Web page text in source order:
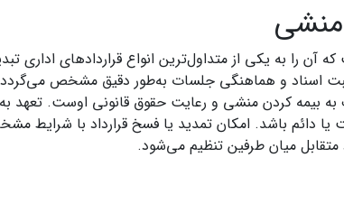
منشی
آن را به یکی از متداول‌ترین انواع قراردادهای
ثبت اسناد و هماهنگی جلسات به‌طور دقیق مشخص
به بیمه‌ کردن منشی و رعایت حقوق قانونی اوست. تعهد
دائم باشد. امکان تمدید یا فسخ قرارداد با
متقابل میان طرفین تنظیم می‌شود.